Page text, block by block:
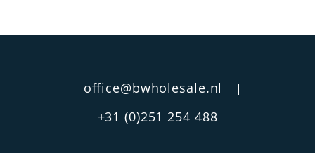
office@bwholesale.nl |
+31 (0)251 254 488